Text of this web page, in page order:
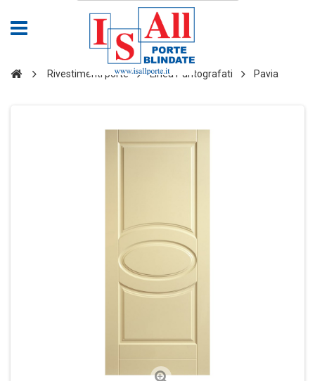
Rivestimenti porte Linea Pantografati Pavia